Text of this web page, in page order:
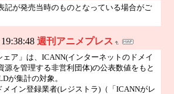
記が発売当時のものとなっている場合がご
週刊アニメプレス
ア」は、ICANN(インターネットのドメイ
源を管理する非営利団体)の公表数値をもと
が集計の対象。
イン登録業者(レジストラ)（「ICANNがレ